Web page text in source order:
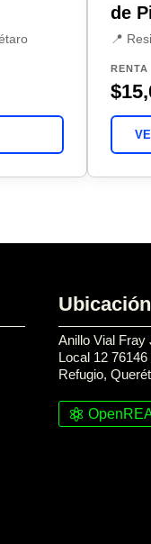
de
📍
RENTA
Ubicación
Anillo Vial Fray
Local 12
Refugio,